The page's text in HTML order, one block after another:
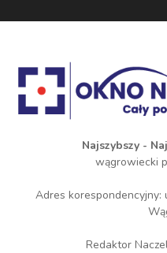
Najszybszy -
wągrowiecki
Adres
Redaktor